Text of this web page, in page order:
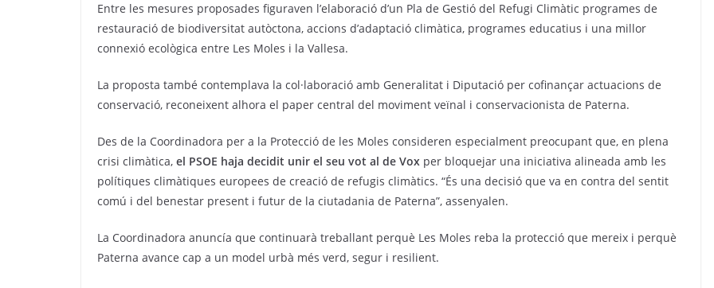
Entre les mesures proposades figuraven l’elaboració d’un Pla de Gestió del Refugi Climàtic programes de
restauració de biodiversitat autòctona, accions d’adaptació climàtica, programes educatius i una millor
connexió ecològica entre Les Moles i la Vallesa.
La proposta també contemplava la col·laboració amb Generalitat i Diputació per cofinançar actuacions de
conservació, reconeixent alhora el paper central del moviment veïnal i conservacionista de Paterna.
Des de la Coordinadora per a la Protecció de les Moles consideren especialment preocupant que, en plena
crisi climàtica, el PSOE haja decidit unir el seu vot al de Vox per bloquejar una iniciativa alineada amb les
polítiques climàtiques europees de creació de refugis climàtics. “És una decisió que va en contra del sentit
comú i del benestar present i futur de la ciutadania de Paterna”, assenyalen.
La Coordinadora anuncía que continuarà treballant perquè Les Moles reba la protecció que mereix i perquè
Paterna avance cap a un model urbà més verd, segur i resilient.